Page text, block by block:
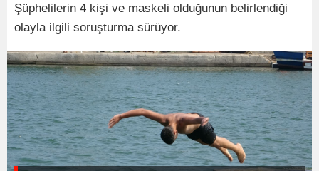
Şüphelilerin 4 kişi ve maskeli olduğunun belirlendiği
olayla ilgili soruşturma sürüyor.